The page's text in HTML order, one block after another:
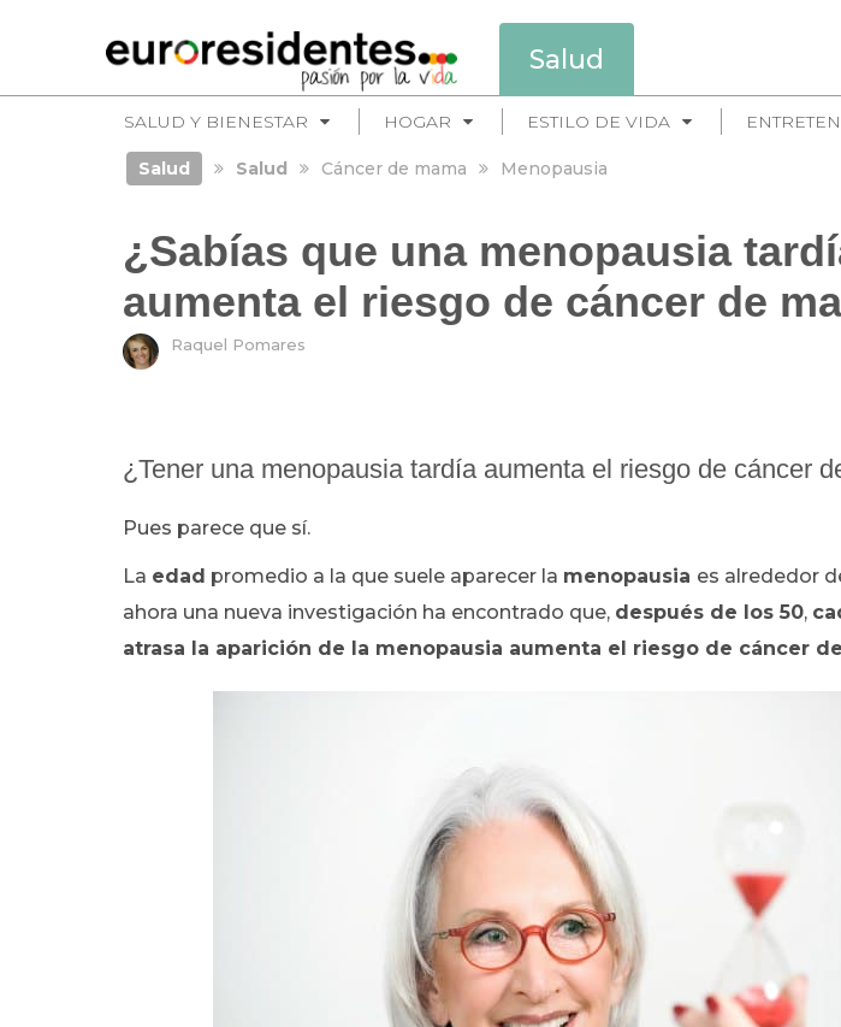
Salud
SALUD Y BIENESTAR HOGAR ESTILO DE VIDA
Salud Salud Cáncer de mama Menopausia
¿Sabías que una menopausia
aumenta el riesgo de cáncer de
Raquel Pomares
¿Tener una menopausia tardía aumenta el riesgo de cáncer
Pues parece que sí.
La edad promedio a la que suele aparecer la menopausia es alrededor
ahora una nueva investigación ha encontrado que, después de los 50,
atrasa la aparición de la menopausia aumenta el riesgo de cáncer